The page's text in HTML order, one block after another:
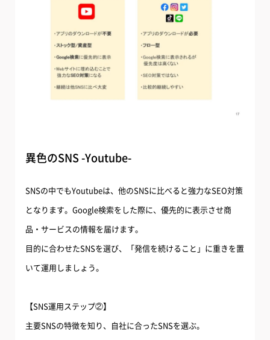
異色のSNS -Youtube-
SNSの中でもYoutubeは、他のSNSに比べると強力なSEO対策
となります。Google検索をした際に、優先的に表示させ商
品・サービスの情報を届けます。
目的に合わせたSNSを選び、「発信を続けること」に重きを置
いて運用しましょう。
【SNS運用ステップ②】
主要SNSの特徴を知り、自社に合ったSNSを選ぶ。